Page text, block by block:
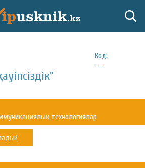
Код:
--
технологиялар